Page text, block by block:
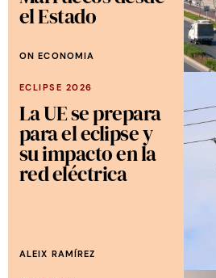
el Estado
ON ECONOMIA
ECLIPSE 2026
La UE se prepara
para el eclipse y
su impacto en la
red eléctrica
ALEIX RAMÍREZ